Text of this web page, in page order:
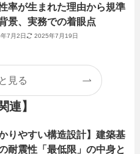
率が生まれた理由から規準
景、実務での着眼点
7月2日 2025年7月19日
見る
連】
かりやすい構造設計】建築基
耐震性「最低限」の中身と